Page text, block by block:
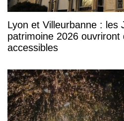
Lyon et Villeurbanne : les
patrimoine 2026
accessibles